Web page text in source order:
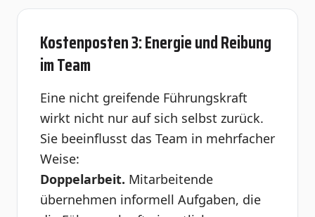
Kostenposten 3: Energie und Reibung
im Team
Eine nicht greifende Führungskraft
wirkt nicht nur auf sich selbst zurück.
Sie beeinflusst das Team in mehrfacher
Weise:
Doppelarbeit. Mitarbeitende
übernehmen informell Aufgaben, die